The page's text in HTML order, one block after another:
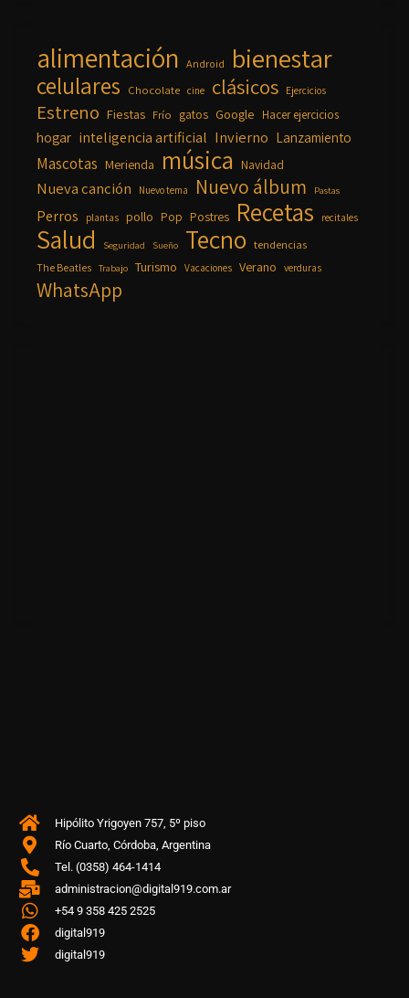
alimentación Android bienestar
celulares Chocolate cine clásicos Ejercicios
Estreno Fiestas Frío gatos Google Hacer ejercicios
hogar inteligencia artificial Invierno Lanzamiento
Mascotas Merienda música Navidad
Nueva canción Nuevo tema Nuevo álbum Pastas
Perros plantas pollo Pop Postres Recetas recitales
Salud Seguridad Sueño Tecno tendencias
The Beatles Trabajo Turismo Vacaciones Verano verduras
WhatsApp
Hipólito Yrigoyen 757, 5º piso
Río Cuarto, Córdoba, Argentina
Tel. (0358) 464-1414
administracion@digital919.com.ar
+54 9 358 425 2525
digital919
digital919